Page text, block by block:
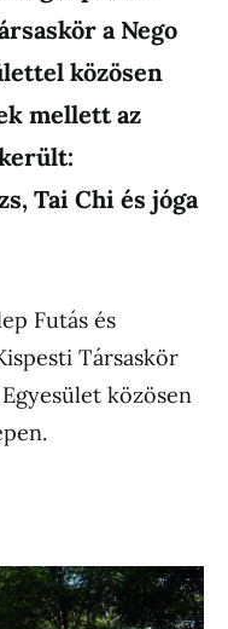
a Nego
közösen
mellett az
Tai Chi és jóga
Futás és
Társaskör
közösen